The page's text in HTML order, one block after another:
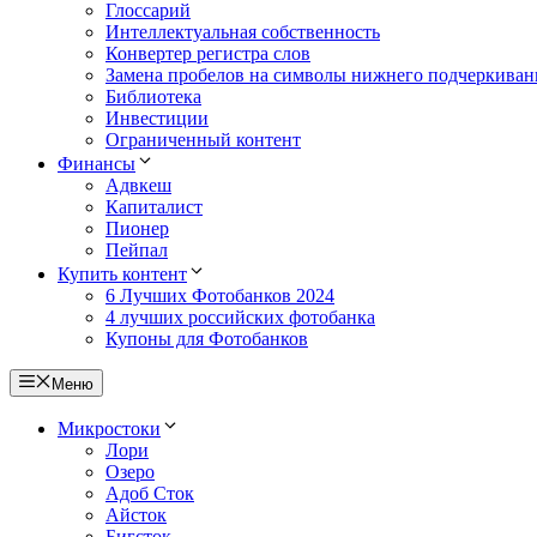
Глоссарий
Интеллектуальная собственность
Конвертер регистра слов
Замена пробелов на символы нижнего
Библиотека
Инвестиции
Ограниченный контент
Финансы
Адвкеш
Капиталист
Пионер
Пейпал
Купить контент
6 Лучших Фотобанков 2024
4 лучших российских фотобанка
Купоны для Фотобанков
Меню
Микростоки
Лори
Озеро
Адоб Сток
Айсток